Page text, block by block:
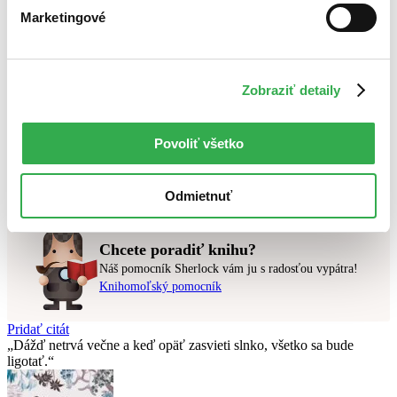
Marketingové
Zobraziť detaily
Povoliť všetko
Odmietnuť
Top hodnotené
Najlacnejšie
Použité filtre
Nebol nájdenýžiadny titulvyhovujúci zadaným podmienkam.
Skúste prosím zmeniť vyhľadávaný výraz.
Chcete poradiť knihu?
Náš pomocník Sherlock vám ju s radosťou vypátra!
Knihomoľský pomocník
Pridať citát
Dážď netrvá večne a keď opäť zasvieti slnko, všetko sa bude
ligotať.